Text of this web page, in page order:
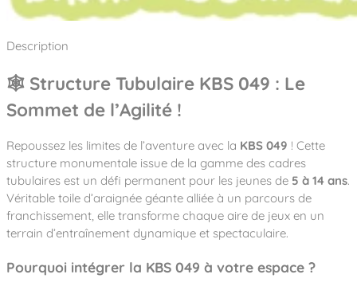
À propos
Nos engagements
Nos Garanties
Notre concept
Notre entreprise
Notre équipe
Nous rejoindre
Aires de jeux Bikini & Bermuda®
Tous nos jeux
Jeux inclusifs
Nos univers
Sport & Fitness Sport&Co®
Parcours de santé
Stadium Arena
Street workout
Surfpark
Équipements sportifs
Mobilier urbain
Accessoires ludiques
Nos clients
Collectivités
Établissements scolaires
Camping et résidences de vacances
Notre expertise
Des aires intergénérationnelles de
Des aires de jeux pour tous les enfants
Description
🕸️ Structure Tubulaire KBS 049 : Le
Sommet de l’Agilité !
Repoussez les limites de l’aventure avec la KBS 049 ! Cette
structure monumentale issue de la gamme des cadres
tubulaires est un défi permanent pour les jeunes de 5 à 14 ans.
Véritable toile d’araignée géante alliée à un parcours de
franchissement, elle transforme chaque aire de jeux en un
terrain d’entraînement dynamique et spectaculaire.
Pourquoi intégrer la KBS 049 à votre espace ?